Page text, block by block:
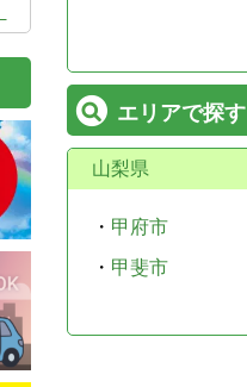
エリアで探す
山梨県
・ 甲府市
・ 甲斐市